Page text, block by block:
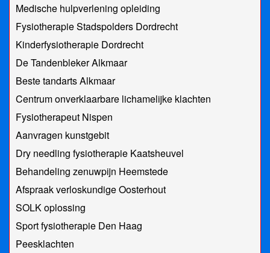
Medische hulpverlening opleiding
Fysiotherapie Stadspolders Dordrecht
Kinderfysiotherapie Dordrecht
De Tandenbleker Alkmaar
Beste tandarts Alkmaar
Centrum onverklaarbare lichamelijke klachten
Fysiotherapeut Nispen
Aanvragen kunstgebit
Dry needling fysiotherapie Kaatsheuvel
Behandeling zenuwpijn Heemstede
Afspraak verloskundige Oosterhout
SOLK oplossing
Sport fysiotherapie Den Haag
Peesklachten